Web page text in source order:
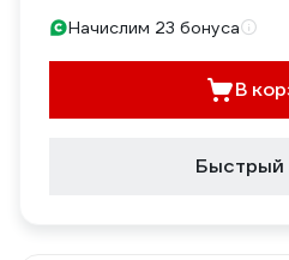
Начислим 23 бонуса
В
Быстрый